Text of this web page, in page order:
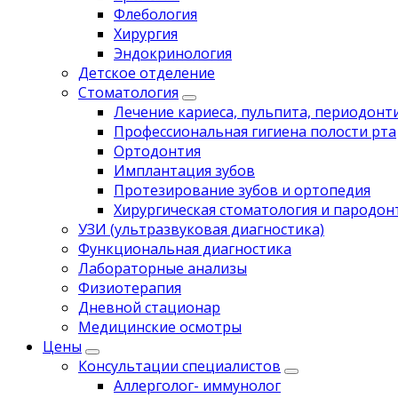
Флебология
Хирургия
Эндокринология
Детское отделение
Стоматология
Лечение кариеса, пульпита,
Профессиональная гигиена полости рта
Ортодонтия
Имплантация зубов
Протезирование зубов и ортопедия
Хирургическая стоматология и
УЗИ (ультразвуковая диагностика)
Функциональная диагностика
Лабораторные анализы
Физиотерапия
Дневной стационар
Медицинские осмотры
Цены
Консультации специалистов
Аллерголог- иммунолог